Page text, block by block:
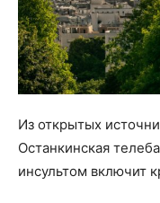
Из открытых
Останкинская
инсультом включит